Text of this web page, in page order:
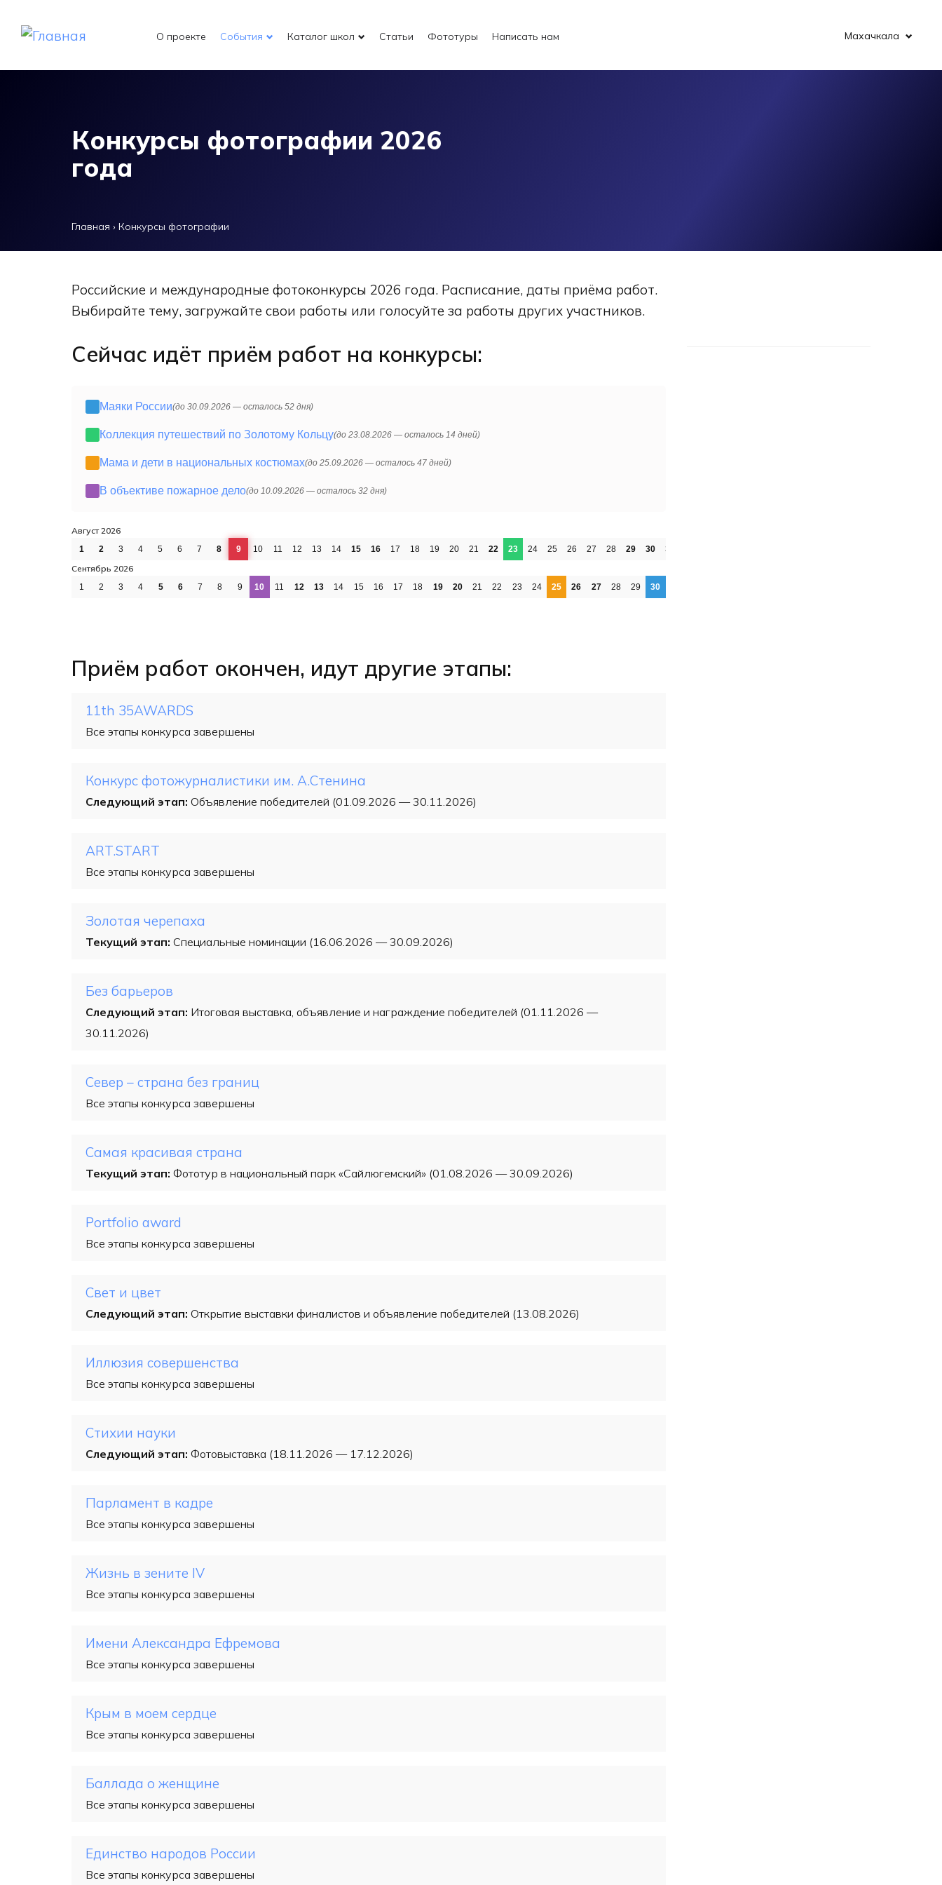
О проекте События Каталог школ Статьи Фототуры Написать нам Махачкала
Конкурсы фотографии 2026
года
Главная › Конкурсы фотографии
Российские и международные фотоконкурсы 2026 года. Расписание, даты приёма работ.
Выбирайте тему, загружайте свои работы или голосуйте за работы других участников.
Сейчас идёт приём работ на конкурсы:
Маяки России(до 30.09.2026 — осталось 52 дня)
Коллекция путешествий по Золотому Кольцу(до 23.08.2026 — осталось 14 дней)
Мама и дети в национальных костюмах(до 25.09.2026 — осталось 47 дней)
В объективе пожарное дело(до 10.09.2026 — осталось 32 дня)
Август 2026
1 2 3 4 5 6 7 8 9 10 11 12 13 14 15 16 17 18 19 20 21 22 23 24 25 26 27 28 29 30 31
Сентябрь 2026
1 2 3 4 5 6 7 8 9 10 11 12 13 14 15 16 17 18 19 20 21 22 23 24 25 26 27 28 29 30
Приём работ окончен, идут другие этапы:
11th 35AWARDS
Все этапы конкурса завершены
Конкурс фотожурналистики им. А.Стенина
Следующий этап: Объявление победителей (01.09.2026 — 30.11.2026)
ART.START
Все этапы конкурса завершены
Золотая черепаха
Текущий этап: Специальные номинации (16.06.2026 — 30.09.2026)
Без барьеров
Следующий этап: Итоговая выставка, объявление и награждение победителей (01.11.2026 —
30.11.2026)
Север – страна без границ
Все этапы конкурса завершены
Самая красивая страна
Текущий этап: Фототур в национальный парк «Сайлюгемский» (01.08.2026 — 30.09.2026)
Рortfolio award
Все этапы конкурса завершены
Свет и цвет
Следующий этап: Открытие выставки финалистов и объявление победителей (13.08.2026)
Иллюзия совершенства
Все этапы конкурса завершены
Стихии науки
Следующий этап: Фотовыставка (18.11.2026 — 17.12.2026)
Парламент в кадре
Все этапы конкурса завершены
Жизнь в зените IV
Все этапы конкурса завершены
Имени Александра Ефремова
Все этапы конкурса завершены
Крым в моем сердце
Все этапы конкурса завершены
Баллада о женщине
Все этапы конкурса завершены
Единство народов России
Все этапы конкурса завершены